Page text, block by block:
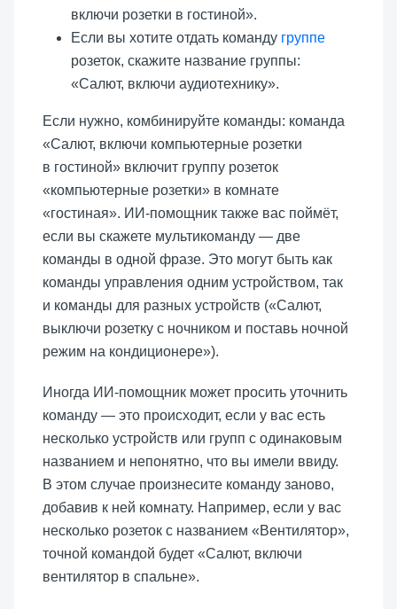
включи розетки в гостиной».
Если вы хотите отдать команду группе
розеток, скажите название группы:
«Салют, включи аудиотехнику».
Если нужно, комбинируйте команды: команда
«Салют, включи компьютерные розетки
в гостиной» включит группу розеток
«компьютерные розетки» в комнате
«гостиная». ИИ-помощник также вас поймёт,
если вы скажете мультикоманду — две
команды в одной фразе. Это могут быть как
команды управления одним устройством, так
и команды для разных устройств («Салют,
выключи розетку с ночником и поставь ночной
режим на кондиционере»).
Иногда ИИ-помощник может просить уточнить
команду — это происходит, если у вас есть
несколько устройств или групп с одинаковым
названием и непонятно, что вы имели ввиду.
В этом случае произнесите команду заново,
добавив к ней комнату. Например, если у вас
несколько розеток с названием «Вентилятор»,
точной командой будет «Салют, включи
вентилятор в спальне».